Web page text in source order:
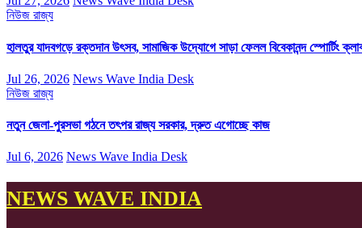
নিউজ রাজ্য
হালতুর যাদবগড়ে রক্তদান উৎসব, সামাজিক উদ্যোগে সাড়া ফেলল বিবেকানন্দ স্পোর্টিং
Jul 26, 2026 News Wave India Desk
নিউজ রাজ্য
নতুন জেলা-পুরসভা গঠনে তৎপর রাজ্য সরকার, দ্রুত এগোচ্ছে কাজ
Jul 6, 2026 News Wave India Desk
NEWS WAVE INDIA